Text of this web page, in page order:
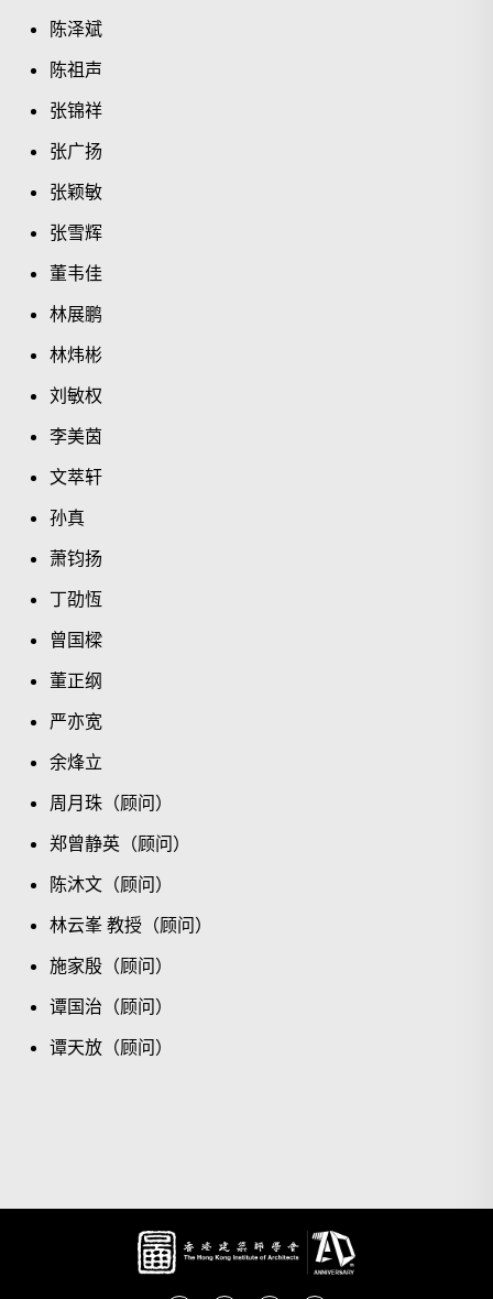
陈泽斌
陈祖声
张锦祥
张广扬
张颖敏
张雪辉
董韦佳
林展鹏
林炜彬
刘敏权
李美茵
文萃轩
孙真
萧钧扬
丁劭恆
曾国樑
董正纲
严亦宽
余烽立
周月珠（顾问）
郑曾静英（顾问）
陈沐文（顾问）
林云峯 教授（顾问）
施家殷（顾问）
谭国治（顾问）
谭天放（顾问）